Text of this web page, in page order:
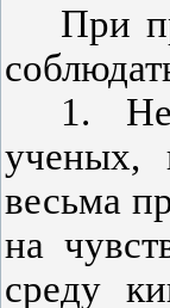
При
1.
ученых,
весьма
на
среду